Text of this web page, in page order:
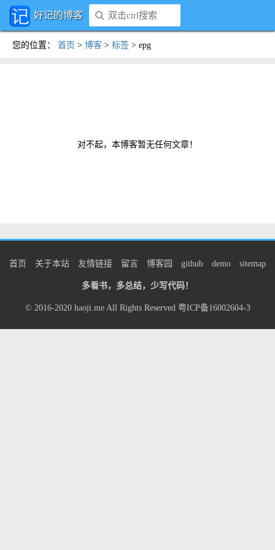
好记的博客
您的位置 ： 首页 > 博客 > 标签 > epg
对不起，本博客暂无任何文章！
首页 关于本站 友情链接 留言 博客园 github demo sitemap
多看书，多总结，少写代码！
© 2016-2020 haoji.meAll Rights Reserved 粤ICP备16002604-3